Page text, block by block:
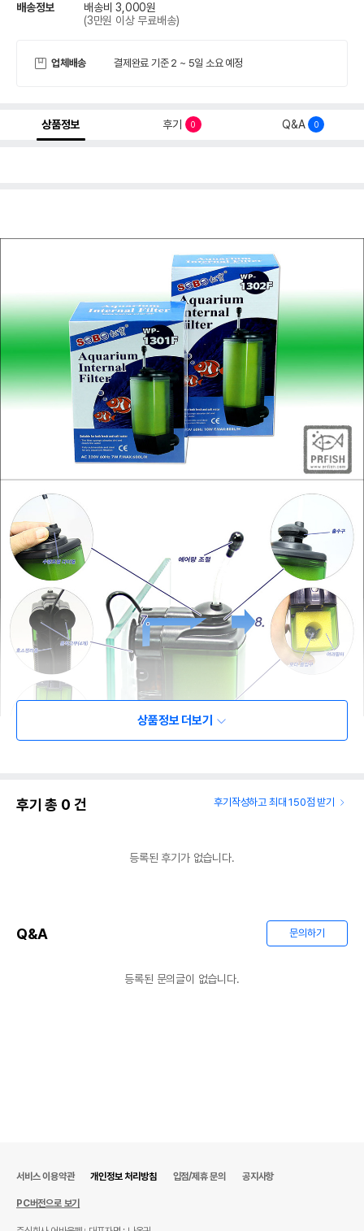
배송정보
배송비 3,000원
(3만원 이상 무료배송)
업체배송 결제완료 기준 2 ~ 5일 소요 예정
상품정보 후기 0 Q&A 0
상품정보 더보기
후기 총 0 건 후기작성하고 최대 150점 받기
등록된 후기가 없습니다.
Q&A 문의하기
등록된 문의글이 없습니다.
서비스 이용약관 개인정보 처리방침 입점/제휴 문의 공지사항
PC버전으로 보기